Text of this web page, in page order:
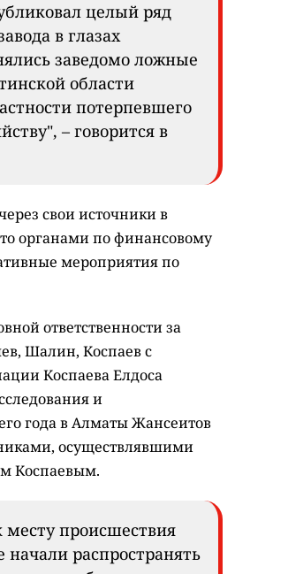
целый ряд
в глазах
заведомо ложные
области
потерпевшего
– говорится в
свои источники в
органами по финансовому
мероприятия по
ответственности за
Шалин, Коспаев с
Коспаева Елдоса
и
года в Алматы Жансеитов
осуществлявшими
Коспаевым.
месту происшествия
распространять